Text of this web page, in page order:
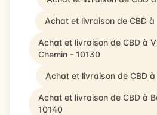
Achat et livraison de CBD
Achat et livraison de CBD à
Chemin - 10130
Achat et livraison de CBD
Achat et livraison de CBD à
10140